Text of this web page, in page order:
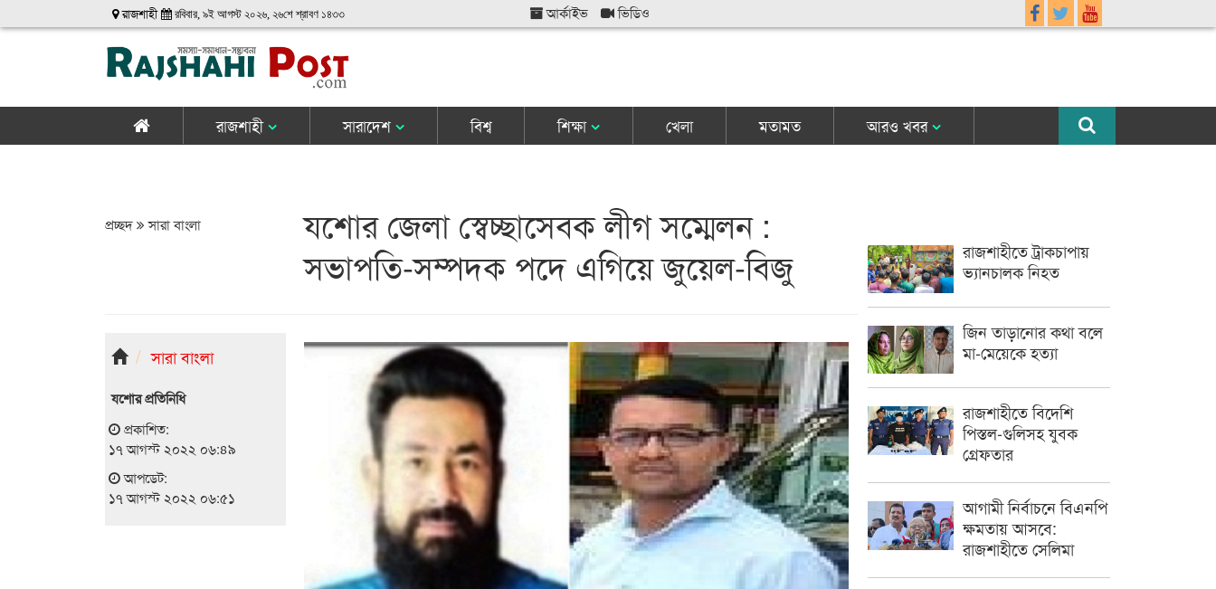
রাজশাহী রবিবার, ৯ই আগস্ট ২০২৬, ২৬শে শ্রাবণ ১৪৩৩ আর্কাইভ ভিডিও
রাজশাহী সারাদেশ বিশ্ব শিক্ষা খেলা মতামত আরও খবর
প্রচ্ছদ সারা বাংলা
যশোর জেলা স্বেচ্ছাসেবক লীগ সম্মেলন :
সভাপতি-সম্পদক পদে এগিয়ে জুয়েল-বিজু
সারা বাংলা
যশোর প্রতিনিধি
প্রকাশিত:
১৭ আগস্ট ২০২২ ০৬:৪৯
আপডেট:
১৭ আগস্ট ২০২২ ০৬:৫১
রাজশাহীতে ট্রাকচাপায়
ভ্যানচালক নিহত
জিন তাড়ানোর কথা বলে
মা-মেয়েকে হত্যা
রাজশাহীতে বিদেশি
পিস্তল-গুলিসহ যুবক
গ্রেফতার
আগামী নির্বাচনে বিএনপি
ক্ষমতায় আসবে:
রাজশাহীতে সেলিমা